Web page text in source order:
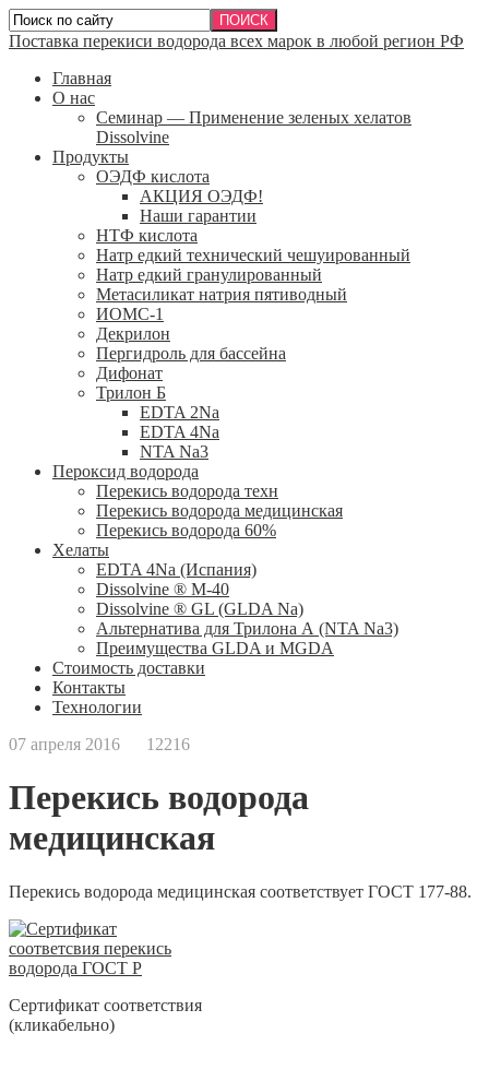
Поставка перекиси водорода всех марок в любой регион РФ
Главная
О нас
Семинар — Применение зеленых хелатов
Dissolvine
Продукты
ОЭДФ кислота
АКЦИЯ ОЭДФ!
Наши гарантии
НТФ кислота
Натр едкий технический чешуированный
Натр едкий гранулированный
Метасиликат натрия пятиводный
ИОМС-1
Декрилон
Пергидроль для бассейна
Дифонат
Трилон Б
EDTA 2Na
EDTA 4Na
NTA Na3
Пероксид водорода
Перекись водорода техн
Перекись водорода медицинская
Перекись водорода 60%
Хелаты
ЕDTA 4Na (Испания)
Dissolvine ® M-40
Dissolvine ® GL (GLDA Na)
Альтернатива для Трилона А (NTA Na3)
Преимущества GLDA и MGDA
Стоимость доставки
Контакты
Технологии
07 апреля 2016
12216
Перекись водорода
медицинская
Перекись водорода медицинская соответствует ГОСТ 177-88.
Сертификат соответствия
(кликабельно)